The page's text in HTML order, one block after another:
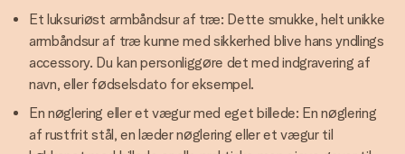
Et luksuriøst armbåndsur af træ: Dette smukke, helt unikke
armbåndsur af træ kunne med sikkerhed blive hans yndlings
accessory. Du kan personliggøre det med indgravering af
navn, eller fødselsdato for eksempel.
En nøglering eller et vægur med eget billede: En nøglering
af rustfrit stål, en læder nøglering eller et vægur til